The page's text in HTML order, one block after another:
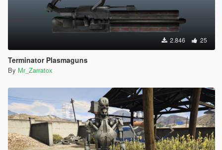
2.846 25
Terminator Plasmaguns
By Mr_Zarratox